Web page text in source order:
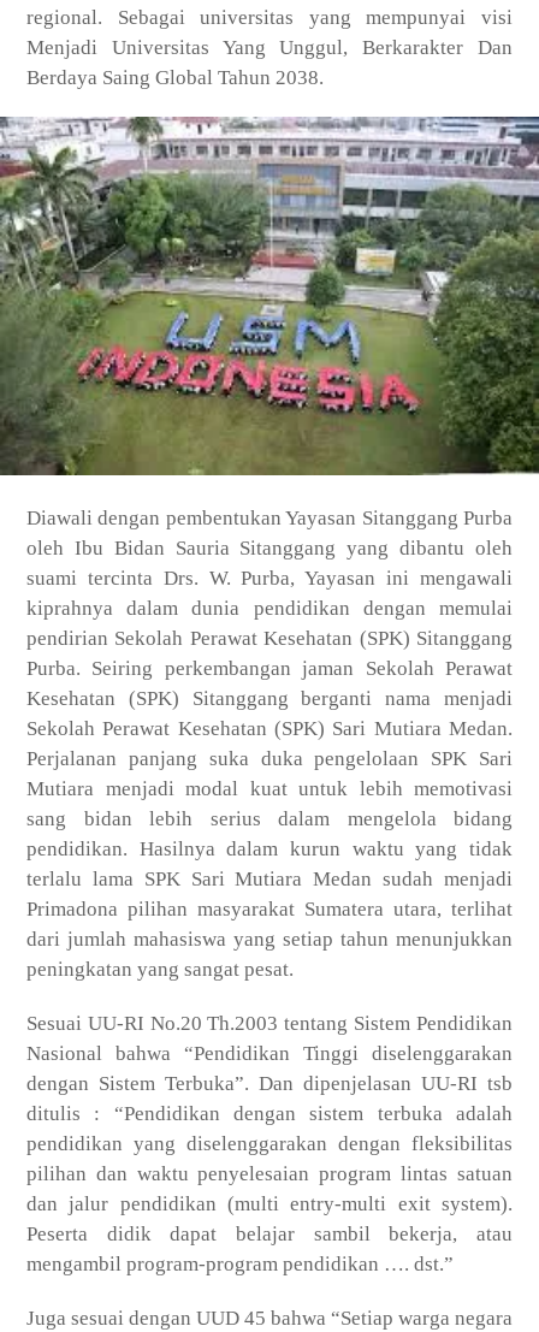
regional. Sebagai universitas yang mempunyai visi
Menjadi Universitas Yang Unggul, Berkarakter Dan
Berdaya Saing Global Tahun 2038.
Diawali dengan pembentukan Yayasan Sitanggang Purba
oleh Ibu Bidan Sauria Sitanggang yang dibantu oleh
suami tercinta Drs. W. Purba, Yayasan ini mengawali
kiprahnya dalam dunia pendidikan dengan memulai
pendirian Sekolah Perawat Kesehatan (SPK) Sitanggang
Purba. Seiring perkembangan jaman Sekolah Perawat
Kesehatan (SPK) Sitanggang berganti nama menjadi
Sekolah Perawat Kesehatan (SPK) Sari Mutiara Medan.
Perjalanan panjang suka duka pengelolaan SPK Sari
Mutiara menjadi modal kuat untuk lebih memotivasi
sang bidan lebih serius dalam mengelola bidang
pendidikan. Hasilnya dalam kurun waktu yang tidak
terlalu lama SPK Sari Mutiara Medan sudah menjadi
Primadona pilihan masyarakat Sumatera utara, terlihat
dari jumlah mahasiswa yang setiap tahun menunjukkan
peningkatan yang sangat pesat.
Sesuai UU-RI No.20 Th.2003 tentang Sistem Pendidikan
Nasional bahwa “Pendidikan Tinggi diselenggarakan
dengan Sistem Terbuka”. Dan dipenjelasan UU-RI tsb
ditulis : “Pendidikan dengan sistem terbuka adalah
pendidikan yang diselenggarakan dengan fleksibilitas
pilihan dan waktu penyelesaian program lintas satuan
dan jalur pendidikan (multi entry-multi exit system).
Peserta didik dapat belajar sambil bekerja, atau
mengambil program-program pendidikan …. dst.”
Juga sesuai dengan UUD 45 bahwa “Setiap warga negara